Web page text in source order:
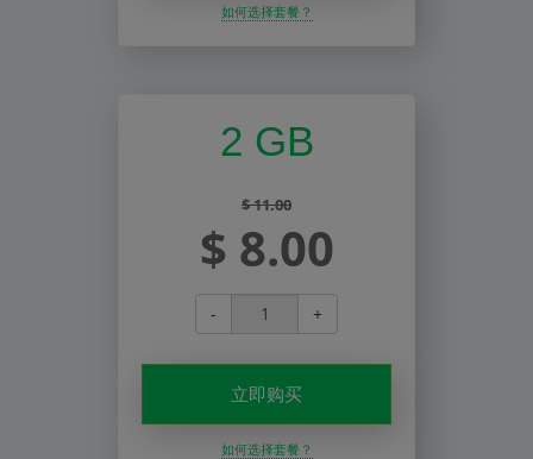
如何选择套餐？
2 GB
$ 11.00
$ 8.00
- +
立即购买
如何选择套餐？